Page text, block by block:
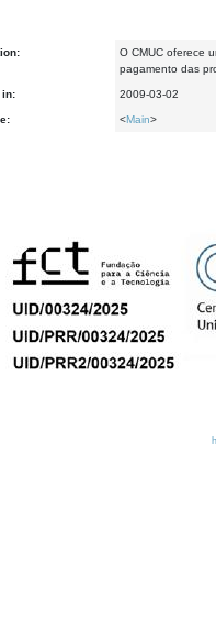
O CMUC oferece
pagamento das
in: 2009-03-02
<Main>